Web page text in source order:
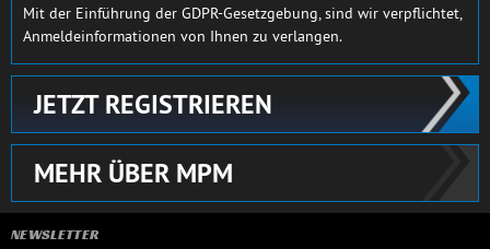
Mit der Einführung der GDPR-Gesetzgebung, sind wir verpflichtet,
Anmeldeinformationen von Ihnen zu verlangen.
JETZT REGISTRIEREN
MEHR ÜBER MPM
NEWSLETTER